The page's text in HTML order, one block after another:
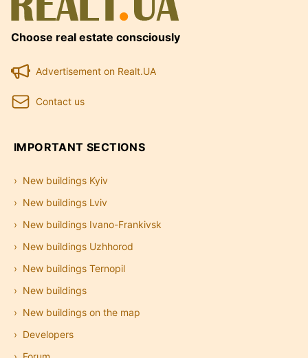
Choose real estate consciously
Advertisement on Realt.UA
Contact us
IMPORTANT SECTIONS
New buildings Kyiv
New buildings Lviv
New buildings Ivano-Frankivsk
New buildings Uzhhorod
New buildings Ternopil
New buildings
New buildings on the map
Developers